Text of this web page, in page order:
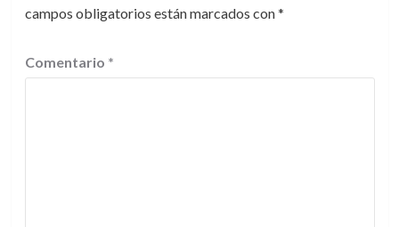
campos obligatorios están marcados con*
Comentario *